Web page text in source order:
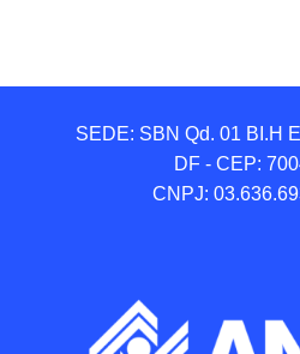
SEDE: SBN Qd. 01 BI.H
DF - CEP:
CNPJ: